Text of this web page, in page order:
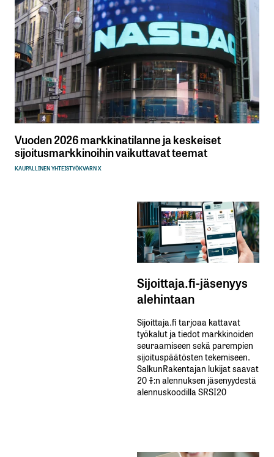
Vuoden 2026 markkinatilanne ja keskeiset
sijoitusmarkkinoihin vaikuttavat teemat
KAUPALLINEN YHTEISTYÖKVARN X
Sijoittaja.fi-jäsenyys
alehintaan
Sijoittaja.fi tarjoaa kattavat
työkalut ja tiedot markkinoiden
seuraamiseen sekä parempien
sijoituspäätösten tekemiseen.
SalkunRakentajan lukijat saavat
20 %:n alennuksen jäsenyydestä
alennuskoodilla SRSI20